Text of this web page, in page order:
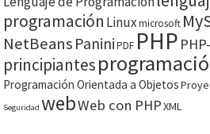
programación Linuxmicrosoft
NetBeans PaniniPDF PHP
principiantes
Programación Orientada a Objetos
Seguridad webWeb con PHPXML